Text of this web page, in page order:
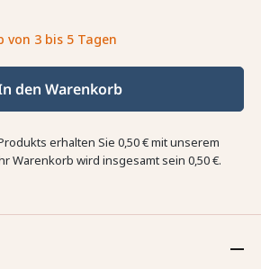
von 3 bis 5 Tagen
den Warenkorb
erhalten Sie 0,50 €mit unserem
Warenkorb wird insgesamt sein 0,50 €.